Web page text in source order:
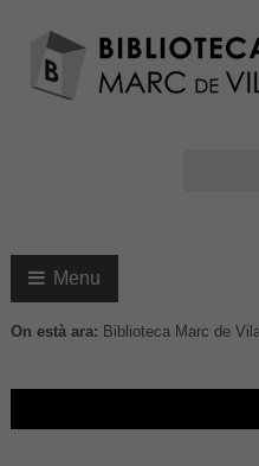
Menu
On està ara: Biblioteca Marc de